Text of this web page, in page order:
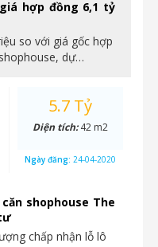
hợp đồng 6,1 tỷ
so với giá gốc hợp
dự…
shophouse The
chấp nhận lỗ lô
5.7 Tỷ
Diện tích:42 m2
Ngày đăng: 24-04-2020